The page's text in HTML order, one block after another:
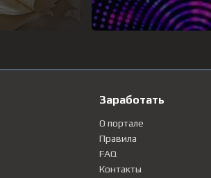
Заработать
О портале
Правила
FAQ
Контакты